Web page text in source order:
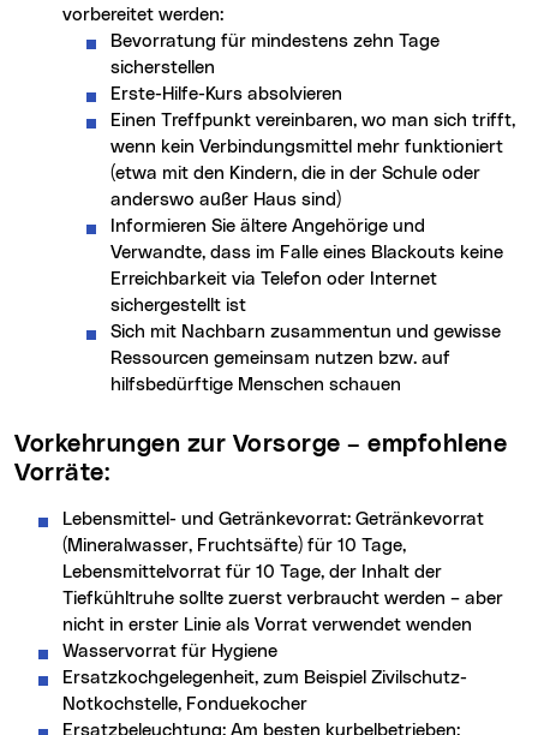
vorbereitet werden:
Bevorratung für mindestens zehn Tage
sicherstellen
Erste-Hilfe-Kurs absolvieren
Einen Treffpunkt vereinbaren, wo man sich trifft,
wenn kein Verbindungsmittel mehr funktioniert
(etwa mit den Kindern, die in der Schule oder
anderswo außer Haus sind)
Informieren Sie ältere Angehörige und
Verwandte, dass im Falle eines Blackouts keine
Erreichbarkeit via Telefon oder Internet
sichergestellt ist
Sich mit Nachbarn zusammentun und gewisse
Ressourcen gemeinsam nutzen bzw. auf
hilfsbedürftige Menschen schauen
Vorkehrungen zur Vorsorge – empfohlene
Vorräte:
Lebensmittel- und Getränkevorrat: Getränkevorrat
(Mineralwasser, Fruchtsäfte) für 10 Tage,
Lebensmittelvorrat für 10 Tage, der Inhalt der
Tiefkühltruhe sollte zuerst verbraucht werden – aber
nicht in erster Linie als Vorrat verwendet wenden
Wasservorrat für Hygiene
Ersatzkochgelegenheit, zum Beispiel Zivilschutz-
Notkochstelle, Fonduekocher
Ersatzbeleuchtung: Am besten kurbelbetrieben;